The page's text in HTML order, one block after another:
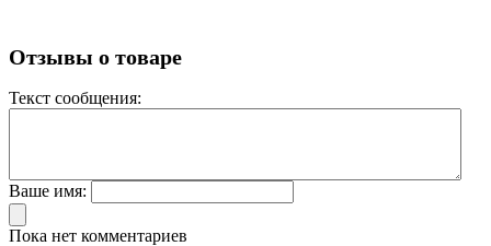
Отзывы о товаре
Текст сообщения:
Ваше имя:
Пока нет комментариев